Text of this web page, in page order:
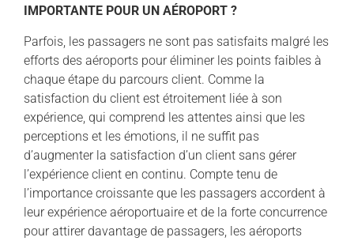
IMPORTANTE POUR UN AÉROPORT ?
Parfois, les passagers ne sont pas satisfaits malgré les
efforts des aéroports pour éliminer les points faibles à
chaque étape du parcours client. Comme la
satisfaction du client est étroitement liée à son
expérience, qui comprend les attentes ainsi que les
perceptions et les émotions, il ne suffit pas
d’augmenter la satisfaction d’un client sans gérer
l’expérience client en continu. Compte tenu de
l’importance croissante que les passagers accordent à
leur expérience aéroportuaire et de la forte concurrence
pour attirer davantage de passagers, les aéroports